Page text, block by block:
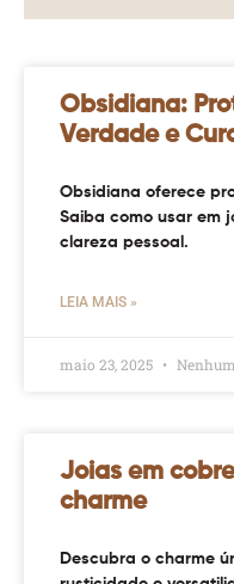
Obsidiana:
Verdade e
Obsidiana oferece
Saiba como usar em
clareza pessoal.
LEIA MAIS »
maio 23, 2025
Joias em
charme
Descubra o charme